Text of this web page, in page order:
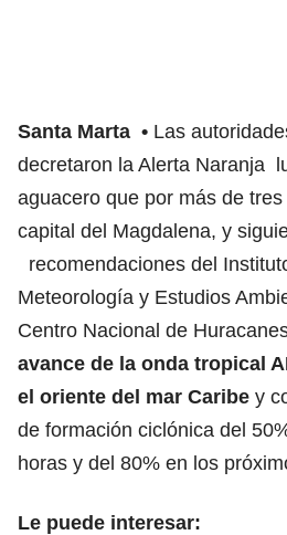
Santa Marta
Las
decretaron la Alerta Naranja
aguacero que por más de
capital del Magdalena, y
recomendaciones del
Meteorología y Estudios
Centro Nacional de
avance de la onda tropical
el oriente del mar Caribe y
de formación ciclónica del
horas y del 80% en los
Le puede interesar: